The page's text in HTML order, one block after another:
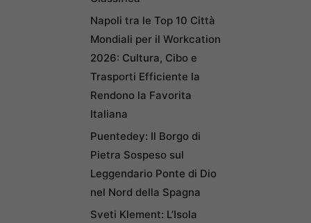
Napoli tra le Top 10 Città
Mondiali per il Workcation
2026: Cultura, Cibo e
Trasporti Efficiente la
Rendono la Favorita
Italiana
Puentedey: Il Borgo di
Pietra Sospeso sul
Leggendario Ponte di Dio
nel Nord della Spagna
Sveti Klement: L’Isola